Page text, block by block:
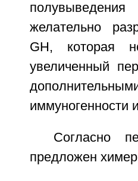
желательно
GH, которая
увеличенный
иммуногенности
Согласно
предложен